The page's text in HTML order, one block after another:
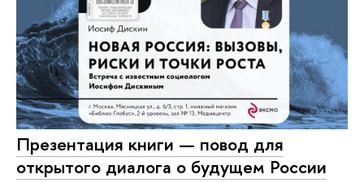
Презентация книги — повод для
открытого диалога о будущем России